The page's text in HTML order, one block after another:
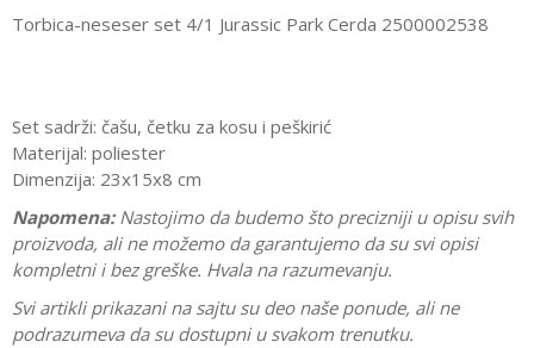
Torbica-neseser set 4/1 Jurassic Park Cerda 2500002538
Set sadrži: čašu, četku za kosu i peškirić
Materijal: poliester
Dimenzija: 23x15x8 cm
Napomena:Nastojimo da budemo što precizniji u opisu svih
proizvoda, ali ne možemo da garantujemo da su svi opisi
kompletni i bez greške. Hvala na razumevanju.
Svi artikli prikazani na sajtu su deo naše ponude, ali ne
podrazumeva da su dostupni u svakom trenutku.